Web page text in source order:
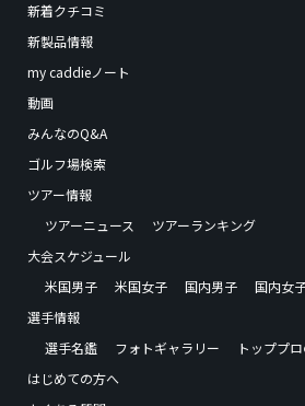
新着クチコミ
新製品情報
my caddieノート
動画
みんなのQ&A
ゴルフ場検索
ツアー情報
ツアーニュース
ツアーランキング
大会スケジュール
米国男子
米国女子 国内男子
国内女
選手情報
選手名鑑
フォトギャラリー
トッププ
はじめての方へ